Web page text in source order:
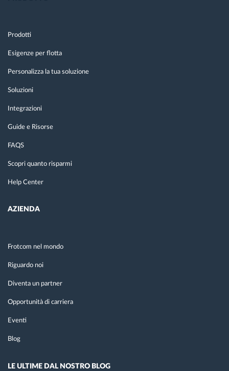
Prodotti
Esigenze per flotta
Personalizza la tua soluzione
Soluzioni
Integrazioni
Guide e Risorse
FAQS
Scopri quanto risparmi
Help Center
AZIENDA
Frotcom nel mondo
Riguardo noi
Diventa un partner
Opportunità di carriera
Eventi
Blog
LE ULTIME DAL NOSTRO BLOG